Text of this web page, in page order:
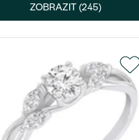
ZOBRAZIT (245)
27 780 Kč